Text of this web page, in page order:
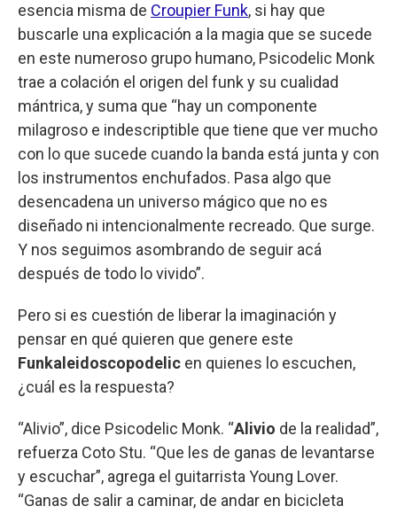
esencia misma de Croupier Funk, si hay que
buscarle una explicación a la magia que se sucede
en este numeroso grupo humano, Psicodelic Monk
trae a colación el origen del funk y su cualidad
mántrica, y suma que “hay un componente
milagroso e indescriptible que tiene que ver mucho
con lo que sucede cuando la banda está junta y con
los instrumentos enchufados. Pasa algo que
desencadena un universo mágico que no es
diseñado ni intencionalmente recreado. Que surge.
Y nos seguimos asombrando de seguir acá
después de todo lo vivido”.
Pero si es cuestión de liberar la imaginación y
pensar en qué quieren que genere este
Funkaleidoscopodelic en quienes lo escuchen,
¿cuál es la respuesta?
“Alivio”, dice Psicodelic Monk. “Alivio de la realidad”,
refuerza Coto Stu. “Que les de ganas de levantarse
y escuchar”, agrega el guitarrista Young Lover.
“Ganas de salir a caminar, de andar en bicicleta